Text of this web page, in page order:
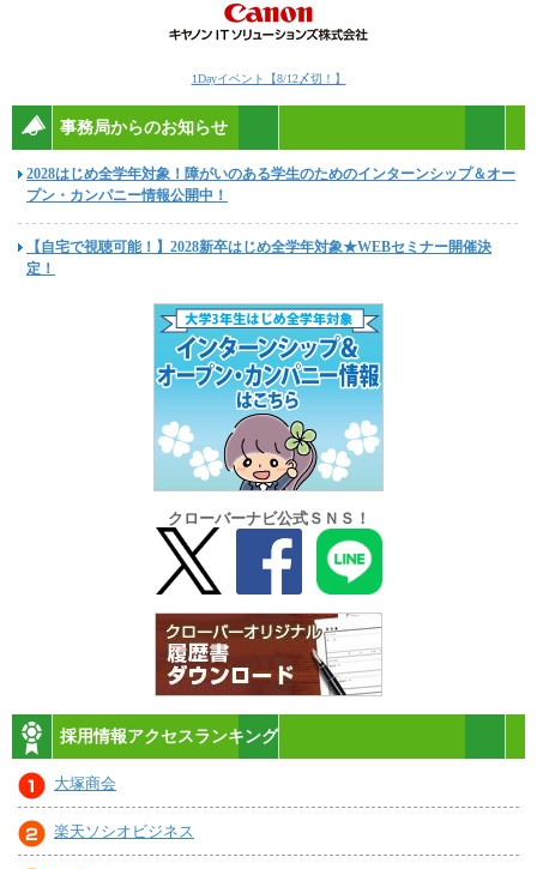
1Dayイベント【8/12〆切！】
事務局からのお知らせ
2028はじめ全学年対象！障がいのある学生のためのインターンシップ＆オー
プン・カンパニー情報公開中！
【自宅で視聴可能！】2028新卒はじめ全学年対象★WEBセミナー開催決
定！
クローバーナビ公式ＳＮＳ！
採用情報アクセスランキング
大塚商会
楽天ソシオビジネス